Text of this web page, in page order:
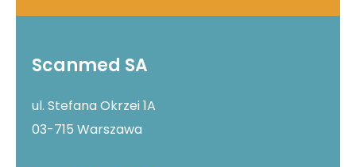
Scanmed SA
ul. Stefana Okrzei 1A
03-715 Warszawa